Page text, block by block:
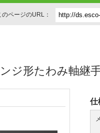
のページのURL：
ジ形たわみ軸継
仕